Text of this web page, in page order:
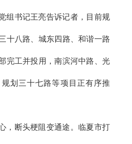
组书记王亮告诉记者，目前规
十八路、城东四路、和谐一路
完工并投用，南滨河中路、光
划三十七路等项目正有序推
，断头梗阻变通途。临夏市打